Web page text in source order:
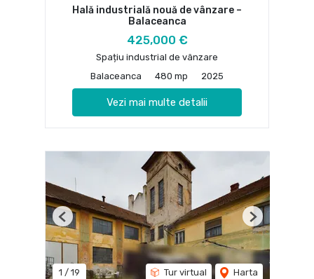
Hală industrială nouă de vânzare –
Balaceanca
425,000 €
Spațiu industrial de vânzare
Balaceanca
480 mp 2025
Vezi mai multe detalii
1 / 19 Tur virtual Harta
Previous Next